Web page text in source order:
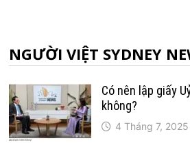
NGƯỜI VIỆT SYDNEY
Có nên lập giấy
không?
4 Tháng 7, 2025